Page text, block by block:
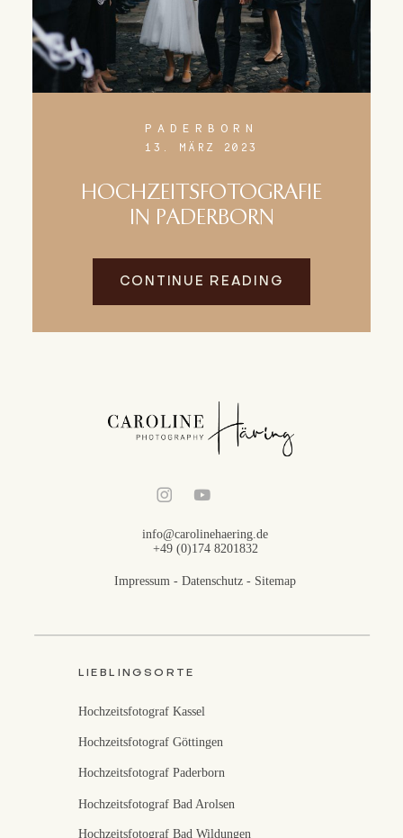
PADERBORN
13. MÄRZ 2023
HOCHZEITSFOTOGRAFIE
IN PADERBORN
CONTINUE READING
LIEBLINGSORTE
Hochzeitsfotograf Kassel
Hochzeitsfotograf Göttingen
Hochzeitsfotograf Paderborn
info@carolinehaering.de
+49 (0)174 8201832
Hochzeitsfotograf Bad Arolsen
Hochzeitsfotograf Bad Wildungen
Impressum -Datenschutz - Sitemap